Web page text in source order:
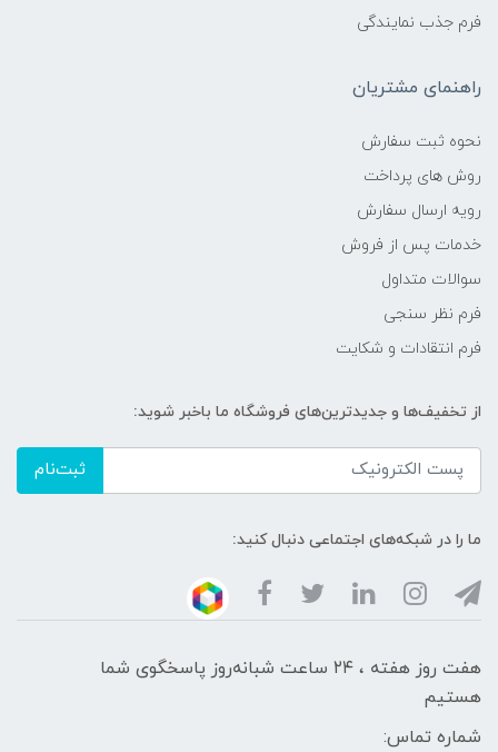
فرم جذب نمایندگی
راهنمای مشتریان
نحوه ثبت سفارش
روش های پرداخت
رویه ارسال سفارش
خدمات پس از فروش
سوالات متداول
فرم نظر سنجی
فرم انتقادات و شکایت
از تخفیف‌ها و جدیدترین‌های فروشگاه ما باخبر شوید:
ثبت‌نام
ما را در شبکه‌های اجتماعی دنبال کنید:
هفت روز هفته ، ۲۴ ساعت شبانه‌روز پاسخگوی شما
هستیم
شماره تماس: